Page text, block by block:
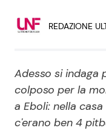
Politica
REDAZIONE
Adesso si indaga
colposo per la
a Eboli: nella
c'erano ben 4